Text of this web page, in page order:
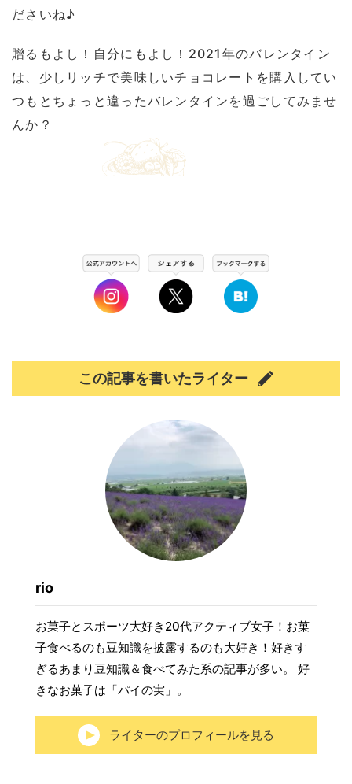
ださいね♪
贈るもよし！自分にもよし！2021年のバレンタイン
は、少しリッチで美味しいチョコレートを購入してい
つもとちょっと違ったバレンタインを過ごしてみませ
んか？
この記事を書いたライター
rio
お菓子とスポーツ大好き20代アクティブ女子！お菓
子食べるのも豆知識を披露するのも大好き！好きす
ぎるあまり豆知識＆食べてみた系の記事が多い。 好
きなお菓子は「パイの実」。
ライターのプロフィールを見る